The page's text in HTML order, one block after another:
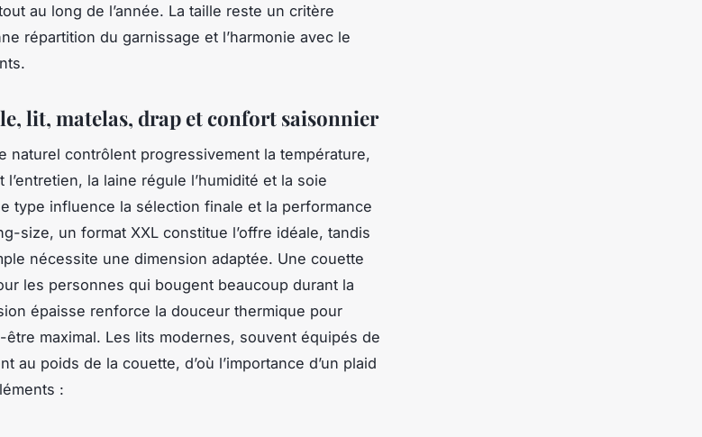
au long de l’année. La taille reste un critère
répartition du garnissage et l’harmonie avec le
lit, matelas, drap et confort saisonnier
naturel contrôlent progressivement la température,
la laine régule l’humidité et la soie
type influence la sélection finale et la performance
size, un format XXL constitue l’offre idéale, tandis
nécessite une dimension adaptée. Une couette
les personnes qui bougent beaucoup durant la
épaisse renforce la douceur thermique pour
maximal. Les lits modernes, souvent équipés de
au poids de la couette, d’où l’importance d’un plaid
: